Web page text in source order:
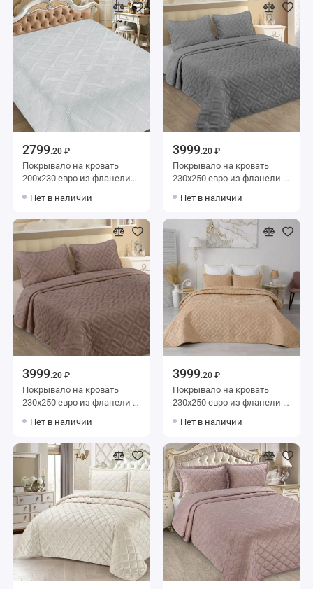
2799.20 ₽
Покрывало на кровать
200х230 евро из фланели
Marianna
Нет в наличии
3999.20 ₽
Покрывало на кровать
230х250 евро из фланели с
Marianna
Нет в наличии
3999.20 ₽
Покрывало на кровать
230х250 евро из фланели с
Marianna
Нет в наличии
3999.20 ₽
Покрывало на кровать
230х250 евро из фланели с
Marianna
Нет в наличии